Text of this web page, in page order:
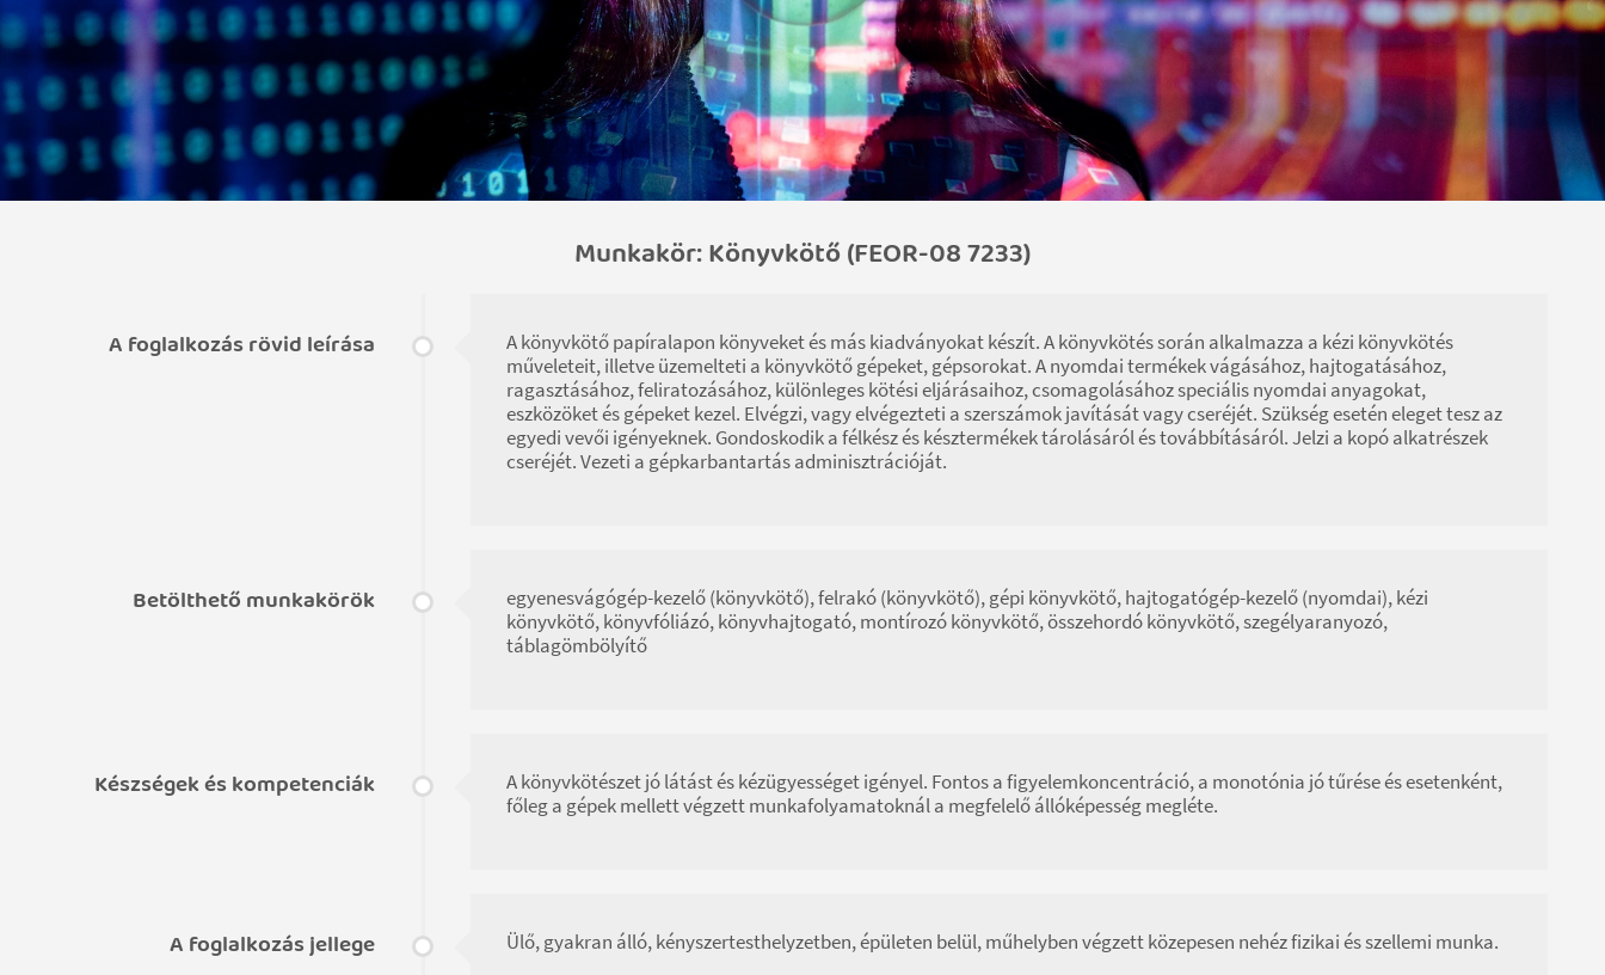
Munkakör: Könyvkötő (FEOR-08 7233)
A foglalkozás rövid leírása
A könyvkötő papíralapon könyveket és más kiadványokat készít. A könyvkötés során alkalmazza a kézi könyvkötés
műveleteit, illetve üzemelteti a könyvkötő gépeket, gépsorokat. A nyomdai termékek vágásához, hajtogatásához,
ragasztásához, feliratozásához, különleges kötési eljárásaihoz, csomagolásához speciális nyomdai anyagokat,
eszközöket és gépeket kezel. Elvégzi, vagy elvégezteti a szerszámok javítását vagy cseréjét. Szükség esetén eleget tesz az
egyedi vevői igényeknek. Gondoskodik a félkész és késztermékek tárolásáról és továbbításáról. Jelzi a kopó alkatrészek
cseréjét. Vezeti a gépkarbantartás adminisztrációját.
Betölthető munkakörök
egyenesvágógép-kezelő (könyvkötő), felrakó (könyvkötő), gépi könyvkötő, hajtogatógép-kezelő (nyomdai), kézi
könyvkötő, könyvfóliázó, könyvhajtogató, montírozó könyvkötő, összehordó könyvkötő, szegélyaranyozó,
táblagömbölyítő
Készségek és kompetenciák
A könyvkötészet jó látást és kézügyességet igényel. Fontos a figyelemkoncentráció, a monotónia jó tűrése és esetenként,
főleg a gépek mellett végzett munkafolyamatoknál a megfelelő állóképesség megléte.
A foglalkozás jellege Ülő, gyakran álló, kényszertesthelyzetben, épületen belül, műhelyben végzett közepesen nehéz fizikai és szellemi munka.